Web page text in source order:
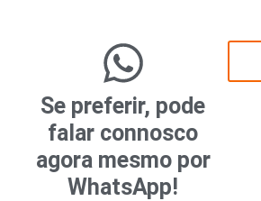
Se preferir, pode
falar connosco
agora mesmo por
WhatsApp!